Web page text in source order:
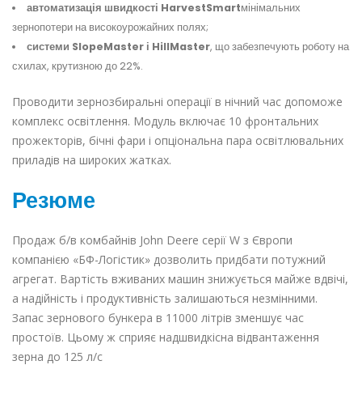
автоматизація швидкості HarvestSmartмінімальних
зернопотери на високоурожайних полях;
системи SlopeMaster і HillMaster, що забезпечують роботу на
схилах, крутизною до 22%.
Проводити зернозбиральні операції в нічний час допоможе
комплекс освітлення. Модуль включає 10 фронтальних
прожекторів, бічні фари і опціональна пара освітлювальних
приладів на широких жатках.
Резюме
Продаж б/в комбайнів John Deere серії W з Європи
компанією «БФ-Логістик» дозволить придбати потужний
агрегат. Вартість вживаних машин знижується майже вдвічі,
а надійність і продуктивність залишаються незмінними.
Запас зернового бункера в 11000 літрів зменшує час
простоїв. Цьому ж сприяє надшвидкісна відвантаження
зерна до 125 л/с